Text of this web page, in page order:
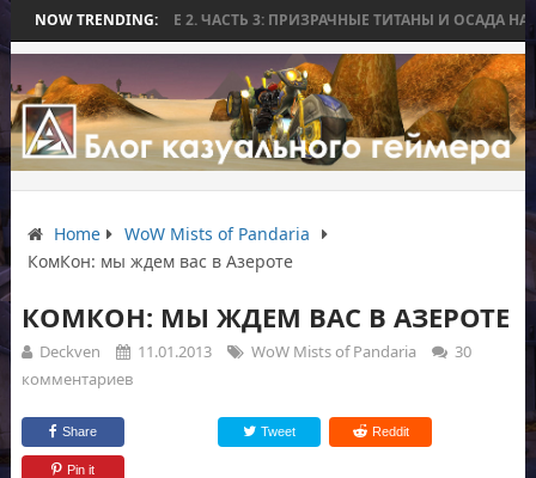
NOW TRENDING:
WAR BEE 2. ЧАСТЬ 3: ПРИЗРАЧНЫЕ ТИТАНЫ И ОСАДА НА ИЗМОР
Home
WoW Mists of Pandaria
КомКон: мы ждем вас в Азероте
КОМКОН: МЫ ЖДЕМ ВАС В АЗЕРОТЕ
Deckven 11.01.2013 WoW Mists of Pandaria
30
комментариев
Share Tweet Reddit
Pin it